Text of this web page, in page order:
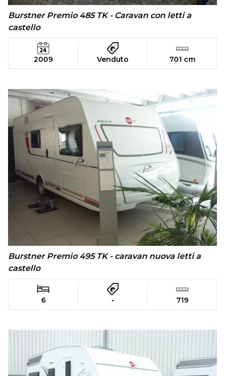
Burstner Premio 485 TK - Caravan con letti a
castello
2009 Venduto 701 cm
Burstner Premio 495 TK - caravan nuova letti a
castello
6 - 719